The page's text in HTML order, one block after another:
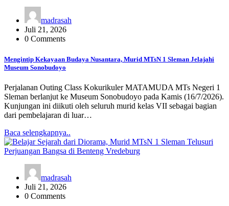
madrasah
Juli 21, 2026
0 Comments
Mengintip Kekayaan Budaya Nusantara, Murid MTsN 1 Sleman Jelajahi
Museum Sonobudoyo
Perjalanan Outing Class Kokurikuler MATAMUDA MTs Negeri 1
Sleman berlanjut ke Museum Sonobudoyo pada Kamis (16/7/2026).
Kunjungan ini diikuti oleh seluruh murid kelas VII sebagai bagian
dari pembelajaran di luar…
Baca selengkapnya..
madrasah
Juli 21, 2026
0 Comments